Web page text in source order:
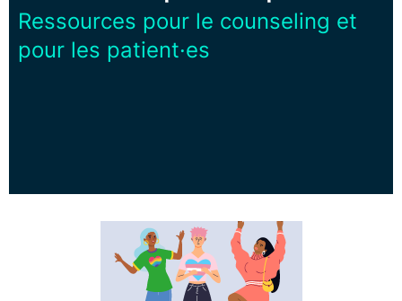
Ressources pour le counseling et
pour les patient·es